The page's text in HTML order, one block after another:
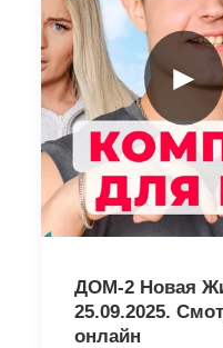
►
ДОМ-2 Новая
25.09.2025.
онлайн